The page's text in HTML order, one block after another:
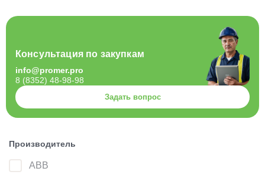
Консультация по закупкам
info@promer.pro
8 (8352) 48-98-98
Задать вопрос
Производитель
ABB